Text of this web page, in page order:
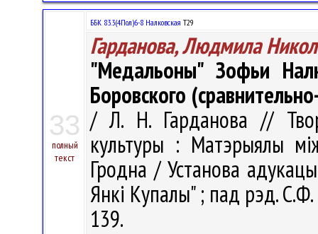
33
полный
текст
ББК 83.3(4Пол)6-8 Налковская Т29
Гарданова, Людмила
"Медальоны" Зофьи
Боровского
/ Л. Н. Гарданова //
культуры : Матэрыялы
Гродна / Установа
Янкі Купалы" ; пад рэд.
139.